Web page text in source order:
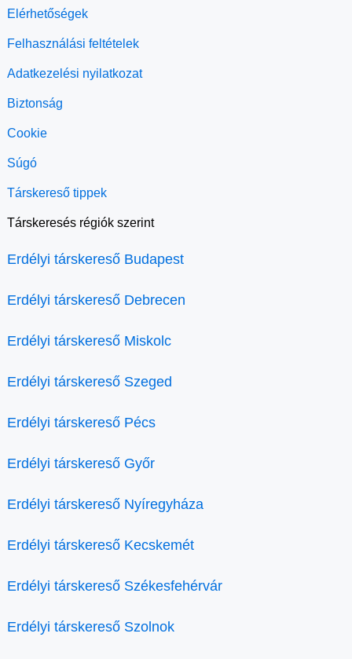
Elérhetőségek
Felhasználási feltételek
Adatkezelési nyilatkozat
Biztonság
Cookie
Súgó
Társkereső tippek
Társkeresés régiók szerint
Erdélyi társkereső Budapest
Erdélyi társkereső Debrecen
Erdélyi társkereső Miskolc
Erdélyi társkereső Szeged
Erdélyi társkereső Pécs
Erdélyi társkereső Győr
Erdélyi társkereső Nyíregyháza
Erdélyi társkereső Kecskemét
Erdélyi társkereső Székesfehérvár
Erdélyi társkereső Szolnok